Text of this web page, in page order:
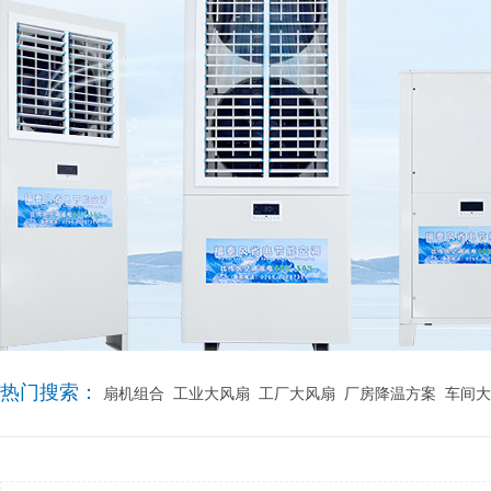
热门搜索： 扇机组合 工业大风扇 工厂大风扇 厂房降温方案 车间